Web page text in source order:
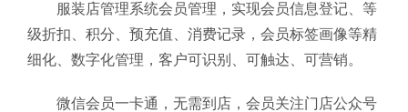
服装店管理系统会员管理，实现会员信息登记、等
级折扣、积分、预充值、消费记录，会员标签画像等精
细化、数字化管理，客户可识别、可触达、可营销。
微信会员一卡通，无需到店，会员关注门店公众号